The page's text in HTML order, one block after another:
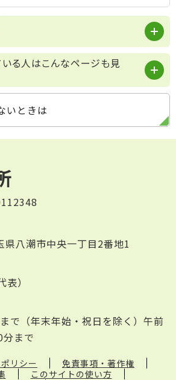
る人はこんなページも見
いときは
八潮市中央一丁目2番地1
）
で（年末年始・祝日を除く）午前
まで
リシー
免責事項・著作権
このサイトの使い方